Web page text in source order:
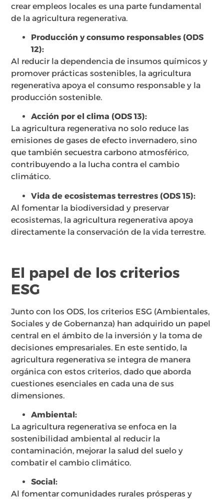
crear empleos locales es una parte fundamental
de la agricultura regenerativa.
Producción y consumo responsables (ODS
12):
Al reducir la dependencia de insumos químicos y
promover prácticas sostenibles, la agricultura
regenerativa apoya el consumo responsable y la
producción sostenible.
Acción por el clima (ODS 13):
La agricultura regenerativa no solo reduce las
emisiones de gases de efecto invernadero, sino
que también secuestra carbono atmosférico,
contribuyendo a la lucha contra el cambio
climático.
Vida de ecosistemas terrestres (ODS 15):
Al fomentar la biodiversidad y preservar
ecosistemas, la agricultura regenerativa apoya
directamente la conservación de la vida terrestre.
El papel de los criterios
ESG
Junto con los ODS, los criterios ESG (Ambientales,
Sociales y de Gobernanza) han adquirido un papel
central en el ámbito de la inversión y la toma de
decisiones empresariales. En este sentido, la
agricultura regenerativa se integra de manera
orgánica con estos criterios, dado que aborda
cuestiones esenciales en cada una de sus
dimensiones.
Ambiental:
La agricultura regenerativa se enfoca en la
sostenibilidad ambiental al reducir la
contaminación, mejorar la salud del suelo y
combatir el cambio climático.
Social:
Al fomentar comunidades rurales prósperas y